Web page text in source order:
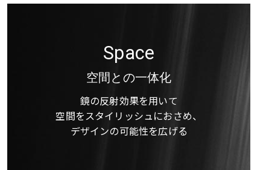
Space
空間との一体化
鏡の反射効果を用いて
空間をスタイリッシュにおさめ、
デザインの可能性を広げる